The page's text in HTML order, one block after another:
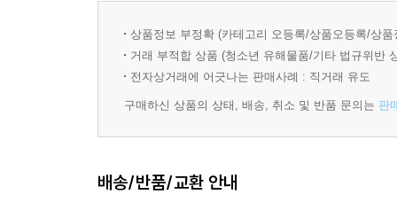
상품정보 부정확 (카테고리 오등록/상품오등록/상
거래 부적합 상품 (청소년 유해물품/기타 법규위반
전자상거래에 어긋나는 판매사례 : 직거래 유도
구매하신 상품의 상태, 배송, 취소 및 반품 문의는 판
배송/반품/교환 안내